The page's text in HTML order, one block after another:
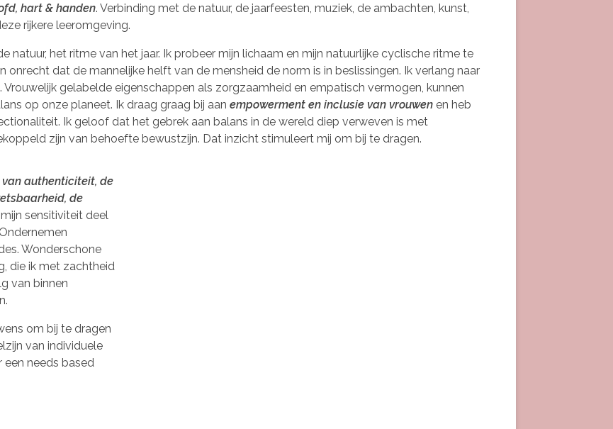
hart & handen. Verbinding met de natuur, de jaarfeesten, muziek, de ambachten, kunst,
rijkere leeromgeving.
natuur, het ritme van het jaar. Ik probeer mijn lichaam en mijn natuurlijke cyclische ritme te
onrecht dat de mannelijke helft van de mensheid de norm is in beslissingen. Ik verlang naar
gelabelde eigenschappen als zorgzaamheid en empatisch vermogen, kunnen
op onze planeet. Ik draag graag bij aan empowerment en inclusie van vrouwen en heb
Ik geloof dat het gebrek aan balans in de wereld diep verweven is met
zijn van behoefte bewustzijn. Dat inzicht stimuleert mij om bij te dragen.
authenticiteit, de
de
sensitiviteit deel
Wonderschone
die ik met zachtheid
van binnen
om bij te dragen
van individuele
een needs based